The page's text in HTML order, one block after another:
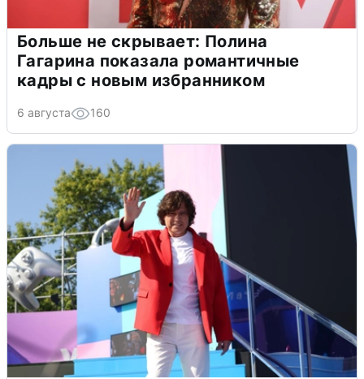
Больше не скрывает: Полина
Гагарина показала романтичные
кадры с новым избранником
6 августа 160